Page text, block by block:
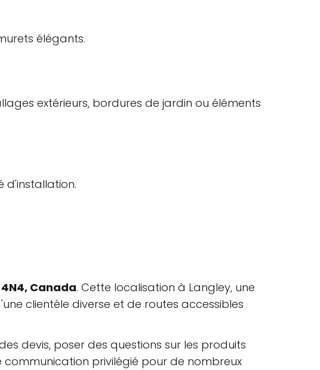
élégants.
extérieurs, bordures de jardin ou éléments
d'installation.
Canada. Cette localisation à Langley, une
clientèle diverse et de routes accessibles
devis, poser des questions sur les produits
communication privilégié pour de nombreux